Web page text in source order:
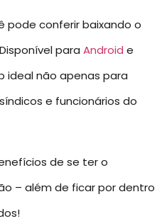
pode conferir baixando o
para Android e
ideal não apenas para
e funcionários do
de se ter o
– além de ficar por dentro